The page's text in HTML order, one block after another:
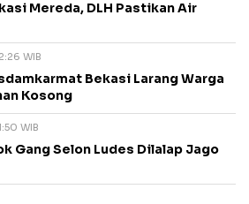
Mereda, DLH Pastikan Air
WIB
Bekasi Larang Warga
Kosong
WIB
Gang Selon Ludes Dilalap Jago